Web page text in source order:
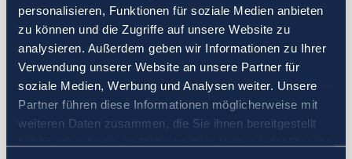
personalisieren, Funktionen für soziale Medien anbieten
zu können und die Zugriffe auf unsere Website zu
analysieren. Außerdem geben wir Informationen zu Ihrer
Verwendung unserer Website an unsere Partner für
soziale Medien, Werbung und Analysen weiter. Unsere
Partner führen diese Informationen möglicherweise mit
weiteren Daten zusammen, die Sie ihnen bereitgestellt